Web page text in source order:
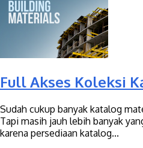
Full Akses Koleksi
Sudah cukup banyak katalog
Tapi masih jauh lebih banyak
karena persediaan katalog...